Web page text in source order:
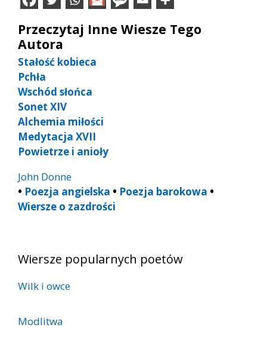
Przeczytaj Inne Wiesze Tego
Autora
Stałość kobieca
Pchła
Wschód słońca
Sonet XIV
Alchemia miłości
Medytacja XVII
Powietrze i anioły
John Donne
• Poezja angielska • Poezja barokowa •
Wiersze o zazdrości
Wiersze popularnych poetów
Wilk i owce
Modlitwa